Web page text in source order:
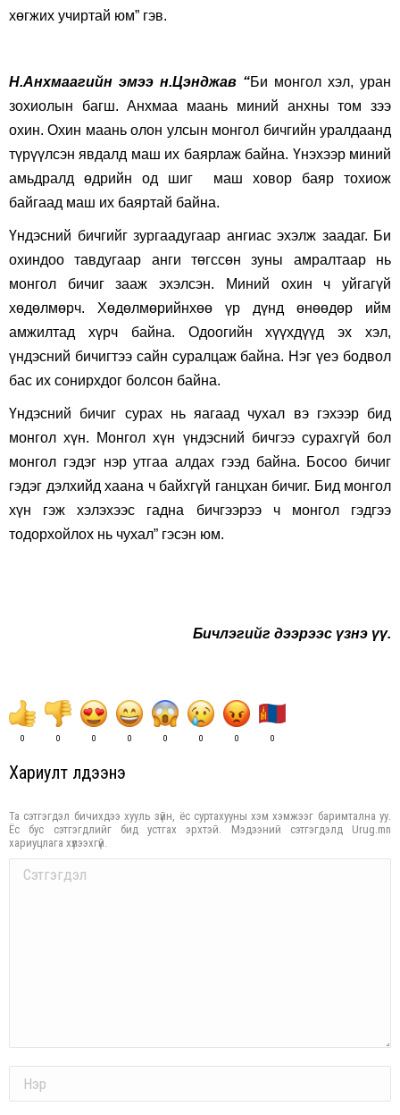
хөгжих учиртай юм” гэв.
Н.Анхмаагийн эмээ н.Цэнджав “Би монгол хэл, уран
зохиолын багш. Анхмаа маань миний анхны том зээ
охин. Охин маань олон улсын монгол бичгийн уралдаанд
түрүүлсэн явдалд маш их баярлаж байна. Үнэхээр миний
амьдралд өдрийн од шиг маш ховор баяр тохиож
байгаад маш их баяртай байна.
Үндэсний бичгийг зургаадугаар ангиас эхэлж заадаг. Би
охиндоо тавдугаар анги төгссөн зуны амралтаар нь
монгол бичиг зааж эхэлсэн. Миний охин ч уйгагүй
хөдөлмөрч. Хөдөлмөрийнхөө үр дүнд өнөөдөр ийм
амжилтад хүрч байна. Одоогийн хүүхдүүд эх хэл,
үндэсний бичигтээ сайн суралцаж байна. Нэг үеэ бодвол
бас их сонирхдог болсон байна.
Үндэсний бичиг сурах нь яагаад чухал вэ гэхээр бид
монгол хүн. Монгол хүн үндэсний бичгээ сурахгүй бол
монгол гэдэг нэр утгаа алдах гээд байна. Босоо бичиг
гэдэг дэлхийд хаана ч байхгүй ганцхан бичиг. Бид монгол
хүн гэж хэлэхээс гадна бичгээрээ ч монгол гэдгээ
тодорхойлох нь чухал” гэсэн юм.
Бичлэгийг дээрээс үзнэ үү.
0 0 0 0 0 0 0 0
Хариулт үлдээнэ үү
Та сэтгэгдэл бичихдээ хууль зүйн, ёс суртахууны хэм хэмжээг баримтална уу.
Ёс бус сэтгэгдлийг бид устгах эрхтэй. Мэдээний сэтгэгдэлд Urug.mn
хариуцлага хүлээхгүй.
Comment